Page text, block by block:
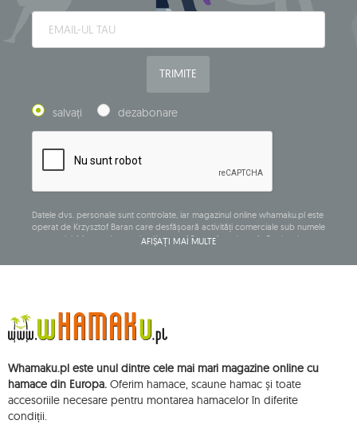
TRIMITE
salvați dezabonare
Datele dvs. personale sunt controlate, iar magazinul online whamaku.pl este
operat de Krzysztof Baran care desfășoară activități comerciale sub numele
companiei: Mouton Interactive Krzysztof Baran, înregistrat în Registrul
central al activităților comerciale și având sediul social la ul. Starowiejska
stocate până când vă dezabonați.
Veți avea dreptul să accesați, să rectificați, să ștergeți, să limitați prelucrarea
și să vă opuneți prelucrării datelor dvs. cu caracter personal, precum și
plângere privind prelucrarea acestor date și retrageți, în orice moment,
consimțământul dvs. pentru prelucrarea datelor dvs. personale, cu o astfel
de retragere care nu afectează legalitatea prelucrării efectuate anterior
acestora. Pentru a exercita oricare dintre drepturile menționate mai sus, vă
rugăm să contactați departamentul de servicii pentru clienți Mouton
AFIȘAȚI MAI MULTE
Whamaku.pl este unul dintre cele mai mari magazine online cu
hamace din Europa. Oferim hamace, scaune hamac și toate
accesoriile necesare pentru montarea hamacelor în diferite
condiții.